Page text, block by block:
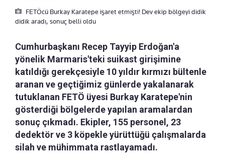
FETÖcü Burkay Karatepe işaret etmişti! Dev ekip bölgeyi didik
didik aradı, sonuç belli oldu
Cumhurbaşkanı Recep Tayyip Erdoğan'a
yönelik Marmaris'teki suikast girişimine
katıldığı gerekçesiyle 10 yıldır kırmızı bültenle
aranan ve geçtiğimiz günlerde yakalanarak
tutuklanan FETÖ üyesi Burkay Karatepe'nin
gösterdiği bölgelerde yapılan aramalardan
sonuç çıkmadı. Ekipler, 155 personel, 23
dedektör ve 3 köpekle yürüttüğü çalışmalarda
silah ve mühimmata rastlayamadı.